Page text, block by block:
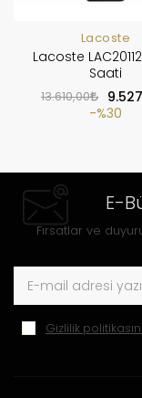
Lacoste
Lacoste
Saati
13.610,00
%30
E-
Fırsatlar ve
Gizlilik politikasını